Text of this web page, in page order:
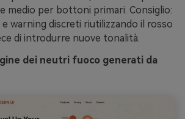
medio per bottoni primari. Consiglio:
warning discreti riutilizzando il rosso
di introdurre nuove tonalità.
dei neutri fuoco generati da